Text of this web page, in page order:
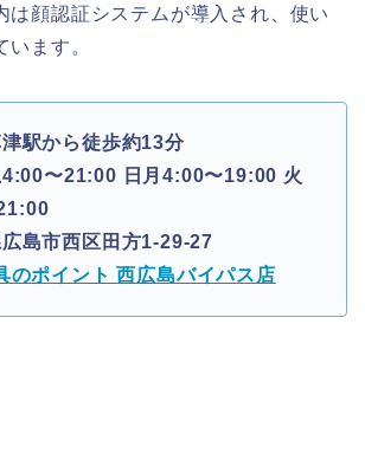
は顔認証システムが導入され、使い
ます。
駅から徒歩約13分
〜21:00 日月4:00〜19:00 火
島市西区田方1-29-27
のポイント 西広島バイパス店